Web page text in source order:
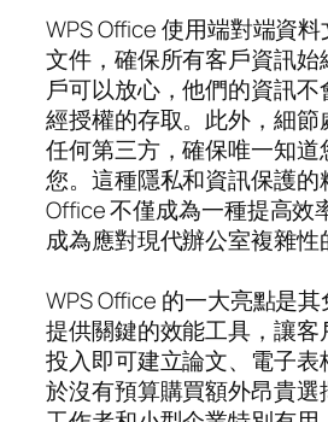
WPS Office 使用端對端資
文件，確保所有客戶資訊始
戶可以放心，他們的資訊
經授權的存取。此外，細節
任何第三方，確保唯一知道
您。這種隱私和資訊保護的
Office 不僅成為一種提高效
成為應對現代辦公室複雜性
WPS Office 的一大亮點是
提供關鍵的效能工具，讓客
投入即可建立論文、電子
於沒有預算購買額外昂貴選